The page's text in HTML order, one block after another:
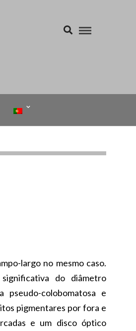
largo no mesmo caso.
do diâmetro
pseudo-colobomatosa e
pigmentares por fora e
e um disco óptico